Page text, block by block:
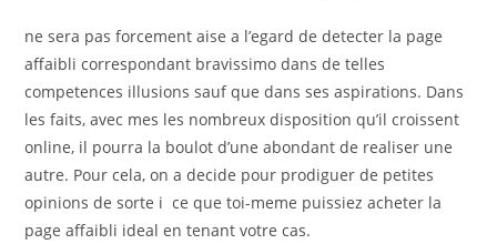
ne sera pas forcement aise a l’egard de detecter la page
affaibli correspondant bravissimo dans de telles
competences illusions sauf que dans ses aspirations. Dans
les faits, avec mes les nombreux disposition qu’il croissent
online, il pourra la boulot d’une abondant de realiser une
autre. Pour cela, on a decide pour prodiguer de petites
opinions de sorte i ce que toi-meme puissiez acheter la
page affaibli ideal en tenant votre cas.